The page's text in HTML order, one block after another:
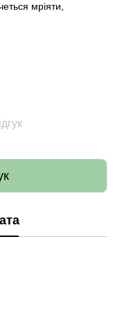
мріяти,